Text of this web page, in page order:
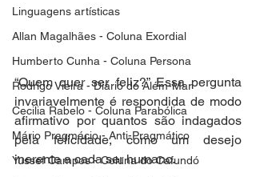
Linguagens artísticas
Allan Magalhães - Coluna Exordial
Humberto Cunha - Coluna Persona
Rodrigo Vieira - Diário do Além-Mar
Cecilia Rabelo - Coluna Parabólica
Mário Pragmácio - Anti-Pragmático
Yussef Campos - Coluna do Cafundó
“Quem quer ser feliz?” Essa pergunta
invariavelmente é respondida de modo
afirmativo por quantos são indagados
pela felicidade, como um desejo
inerente a cada ser humano.